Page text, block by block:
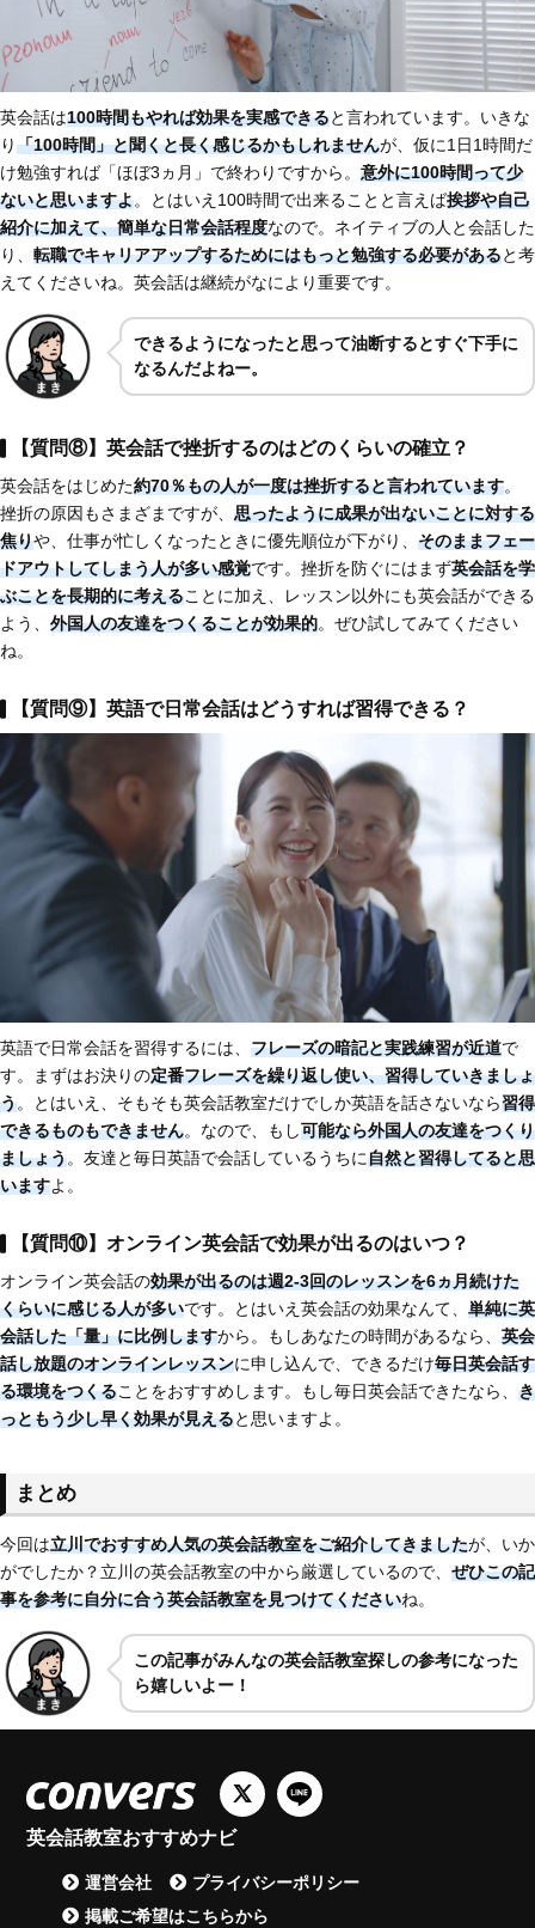
英会話は100時間もやれば効果を実感できると言われています。いきな
り「100時間」と聞くと長く感じるかもしれませんが、仮に1日1時間だ
け勉強すれば「ほぼ3ヵ月」で終わりですから。 意外に100時間って少
ないと思いますよ。とはいえ100時間で出来ることと言えば挨拶や自己
紹介に加えて、簡単な日常会話程度なので。ネイティブの人と会話した
り、 転職でキャリアアップするためにはもっと勉強する必要があると考
えてくださいね。英会話は継続がなにより重要です。
できるようになったと思って油断するとすぐ下手に
なるんだよねー。
【質問⑧】英会話で挫折するのはどのくらいの確立？
英会話をはじめた約70％もの人が一度は挫折すると言われています。
挫折の原因もさまざまですが、 思ったように成果が出ないことに対する
焦りや、仕事が忙しくなったときに優先順位が下がり、 そのままフェー
ドアウトしてしまう人が多い感覚です。挫折を防ぐにはまず英会話を学
ぶことを長期的に考えることに加え、レッスン以外にも英会話ができる
よう、 外国人の友達をつくることが効果的。ぜひ試してみてください
ね。
【質問⑨】英語で日常会話はどうすれば習得できる？
英語で日常会話を習得するには、 フレーズの暗記と実践練習が近道で
す。まずはお決りの定番フレーズを繰り返し使い、習得していきましょ
う。とはいえ、そもそも英会話教室だけでしか英語を話さないなら習得
できるものもできません。なので、もし可能なら外国人の友達をつくり
ましょう。友達と毎日英語で会話しているうちに自然と習得してると思
いますよ。
【質問⑩】オンライン英会話で効果が出るのはいつ？
オンライン英会話の効果が出るのは週2-3回のレッスンを6ヵ月続けた
くらいに感じる人が多いです。とはいえ英会話の効果なんて、 単純に英
会話した「量」に比例しますから。もしあなたの時間があるなら、 英会
話し放題のオンラインレッスンに申し込んで、できるだけ毎日英会話す
る環境をつくることをおすすめします。もし毎日英会話できたなら、 き
っともう少し早く効果が見えると思いますよ。
まとめ
今回は立川でおすすめ人気の英会話教室をご紹介してきましたが、いか
がでしたか？立川の英会話教室の中から厳選しているので、 ぜひこの記
事を参考に自分に合う英会話教室を見つけてくださいね。
この記事がみんなの英会話教室探しの参考になった
ら嬉しいよー！
英会話教室おすすめナビ
運営会社
プライバシーポリシー
掲載ご希望はこちらから